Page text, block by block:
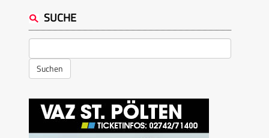
SUCHE
Suchen